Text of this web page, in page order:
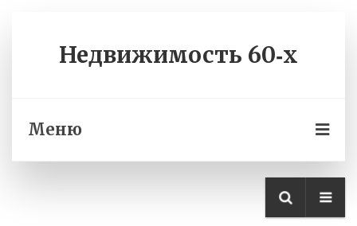
Недвижимость 60‑х
Меню